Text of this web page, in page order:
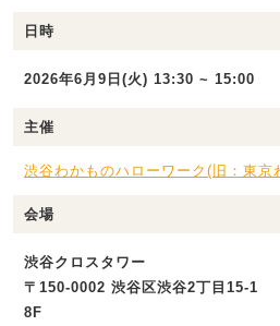
日時
2026年6月9日(火) 13:30 ~ 15:00
主催
渋谷わかものハローワーク(旧：東京
会場
渋谷クロスタワー
〒150-0002 渋谷区渋谷2丁目15-1
8F